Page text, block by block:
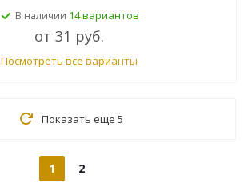
В наличии 14 вариантов
от 31 руб.
Посмотреть все варианты
Показать еще 5
1 2